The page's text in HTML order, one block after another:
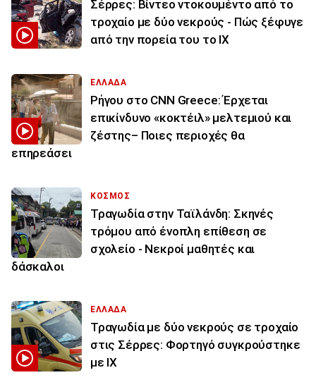
Σέρρες: Βίντεο ντοκουμέντο από το
τροχαίο με δύο νεκρούς - Πώς ξέφυγε
από την πορεία του το ΙΧ
ΕΛΛΑΔΑ
Ρήγου στο CNN Greece: Έρχεται
επικίνδυνο «κοκτέιλ» μελτεμιού και
ζέστης– Ποιες περιοχές θα
επηρεάσει
ΚΟΣΜΟΣ
Τραγωδία στην Ταϊλάνδη: Σκηνές
τρόμου από ένοπλη επίθεση σε
σχολείο - Νεκροί μαθητές και
δάσκαλοι
ΕΛΛΑΔΑ
Τραγωδία με δύο νεκρούς σε τροχαίο
στις Σέρρες: Φορτηγό συγκρούστηκε
με ΙΧ